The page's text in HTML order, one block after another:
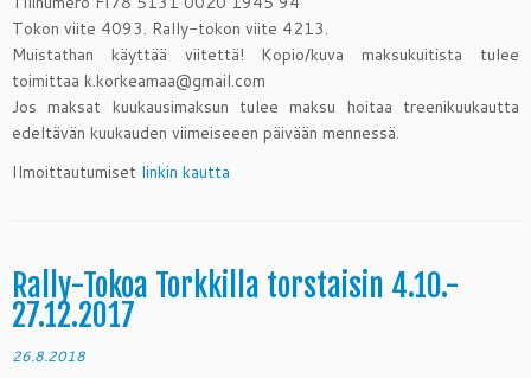
Tokon viite 4093. Rally-tokon viite 4213.
Muistathan käyttää viitettä! Kopio/kuva maksukuitista tulee
toimittaa k.korkeamaa@gmail.com
Jos maksat kuukausimaksun tulee maksu hoitaa treenikuukautta
edeltävän kuukauden viimeiseeen päivään mennessä.
Ilmoittautumiset linkin kautta
Rally-Tokoa Torkkilla torstaisin 4.10.-
27.12.2017
26.8.2018